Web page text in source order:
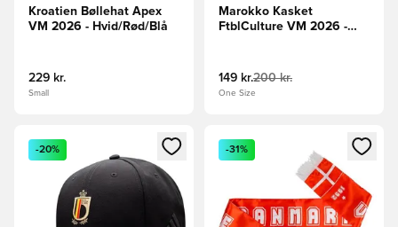
Kroatien Bøllehat Apex
VM 2026 - Hvid/Rød/Blå
229 kr.
Small
Marokko Kasket
FtblCulture VM 2026 -
149 kr.200 kr.
One Size
Åbner en Modal til at logge ind eller tilmelde dig som
-20%
Åbner en Modal til at logge
-31%